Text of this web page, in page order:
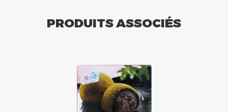
PRODUITS ASSOCIÉS